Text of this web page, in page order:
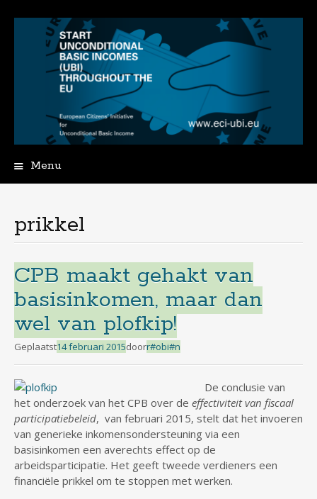
Menu
inhoud
prikkel
CPB maakt gehakt van
basisinkomen, maar dan
wel van plofkip!
Geplaatst14 februari 2015doorr#obi#n
De conclusie van
het onderzoek van het CPB over de effectiviteit van fiscaal
participatiebeleid, van februari 2015, stelt dat het invoeren
van generieke inkomensondersteuning via een
basisinkomen een averechts effect op de
arbeidsparticipatie. Het geeft tweede verdieners een
financiële prikkel om te stoppen met werken.